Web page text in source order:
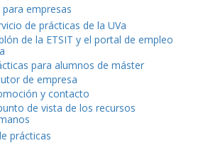
empresas
de prácticas de la UVa
de la ETSIT y el portal de empleo
para alumnos de máster
de empresa
y contacto
de vista de los recursos
prácticas